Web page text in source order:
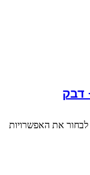
דבק
לבחור את האפשרויות